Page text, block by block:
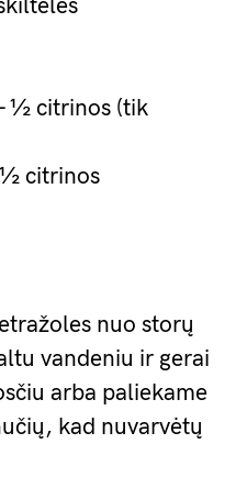
½ citrinos (tik
citrinos
nuo storų
vandeniu ir gerai
arba paliekame
kad nuvarvėtų